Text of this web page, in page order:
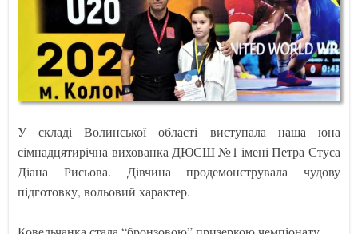
У складі Волинської області виступала наша юна
сімнадцятирічна вихованка ДЮСШ №1 імені Петра Стуса
Діана Рисьова. Дівчина продемонструвала чудову
підготовку, вольовий характер.